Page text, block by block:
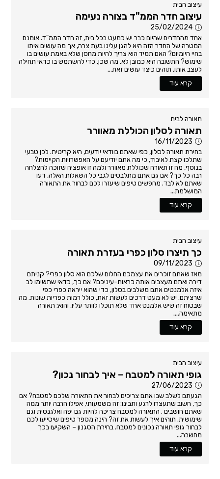
עיצוב הבית
עיצוב חדר הממ"ד בצורה נעימה
25/02/2024
אחד מהחדרים שהיום כבר יש כמעט בכל בית, זה חדר הממ"ד. אומנם
המטרה של החדר הזה היא להגן עלינו בעת צרה, אך מה עושים איתו
בחיי היומיום? האם תמיד הוא צריך להיות מחסן שלא באמת עושים בו
שימוש? התשובה היא כמובן לא. מה שכן, כדי להשתמש בו כדאי תחילה
לעצב אותו. תוהים כיצד עושים זאת...
קרא עוד
תאורה לבית
תאורה לסלון הכוללת מאוורר
16/11/2023
בחירת תאורה לסלון, כפי שאתם בוודאי יודעים, היא קריטית. לכן טבעי
שתלכו קצת לאיבוד, כי מה אתם יודיעם על האפשרויות הקיימות?
בנוסף, מה זו תאורה שכוללת מאוורר ולמה זו אופציה שזוכה להצלחה
רבה כל כך? אם גם אתם מתלבטים לגבי כל השאלות האלה, דעו
שאתם לא לבד. מחפשים טיפים שיעזרו לכם לבחור את התאורה
המושלמת...
קרא עוד
עיצוב הבית
כך תיצרו סלון כפרי בעזרת תאורה
09/11/2023
מאז שאתם זוכרים את עצמכם החלום שלכם הוא סלון כפרי? קניתם
דירה ואתם מעצבים אותה כראות-עיניכם? אם כך, כדאי שתשימו לב
איזה אלמנטים אתם משלבים בסלון, כדי שהוא ייראה כפרי כפי
שרציתם. יש לא מעט דרכים לעשות זאת, כולל רמות כפריות שונות. מה
שבטוח זה שיש אלמנט אחד שלא תוכלו לוותר עליו, והוא: תאורה
מתאימה....
קרא עוד
עיצוב הבית
גופי תאורה למטבח – איך לבחור נכון?
27/06/2023
הגעתם לשלב שבו אתם צריכים לבחור את התאורה שלכם למטבח? אם
כך, חשוב שתעצרו לרגע ותבינו: זה משמעותי, אפילו הרבה יותר ממה
שאתם חושבים . התאורה למטבח צריכה להיות גם יפה ואלגנטית וגם
שימושית. תוהים איך לעשות את זה? הינה מספר טיפים שיסייעו לכם
לבחור גופי תאורה נכונים למטבח. בחירת הסגנון – השקיעו בכך
מחשבה...
קרא עוד